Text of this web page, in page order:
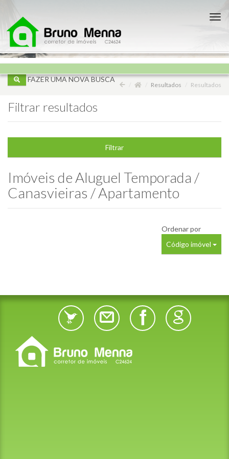
FAZER UMA NOVA BUSCA
Resultados Resultados
Filtrar resultados
Filtrar
Imóveis deAluguel Temporada /
Canasvieiras / Apartamento
Ordenar por
Código imóvel